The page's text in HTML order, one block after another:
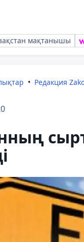
мақтанышы
Редакция